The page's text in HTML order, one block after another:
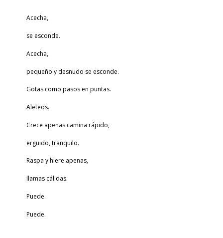
Acecha,
se esconde.
Acecha,
pequeño y desnudo se esconde.
Gotas como pasos en puntas.
Aleteos.
Crece apenas camina rápido,
erguido, tranquilo.
Raspa y hiere apenas,
llamas cálidas.
Puede.
Puede.